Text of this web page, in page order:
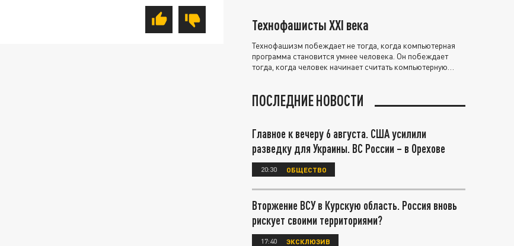
Технофашисты XXI века
Технофашизм побеждает не тогда, когда компьютерная
программа становится умнее человека. Он побеждает
тогда, когда человек начинает считать компьютерную
ПОСЛЕДНИЕ НОВОСТИ
Главное к вечеру 6 августа. США усилили
разведку для Украины. ВС России – в Орехове
20:30 ОБЩЕСТВО
Вторжение ВСУ в Курскую область. Россия вновь
рискует своими территориями?
17:40 ЭКСКЛЮЗИВ